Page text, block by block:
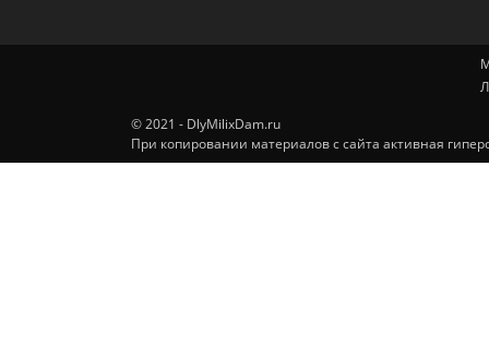
© 2021 - DlyMilixDam.ru
При копировании материалов с сайта активная